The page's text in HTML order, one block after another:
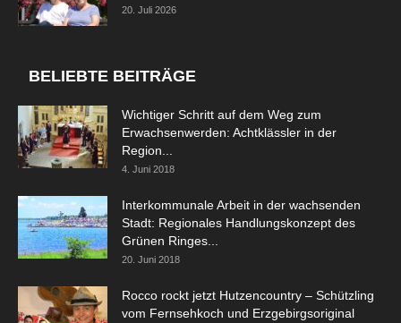
20. Juli 2026
BELIEBTE BEITRÄGE
Wichtiger Schritt auf dem Weg zum
Erwachsenwerden: Achtklässler in der
Region...
4. Juni 2018
Interkommunale Arbeit in der wachsenden
Stadt: Regionales Handlungskonzept des
Grünen Ringes...
20. Juni 2018
Rocco rockt jetzt Hutzencountry – Schützling
vom Fernsehkoch und Erzgebirgsoriginal